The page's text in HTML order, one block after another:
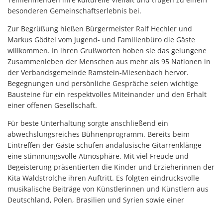
besonderen Gemeinschaftserlebnis bei.
Zur Begrüßung hießen Bürgermeister Ralf Hechler und
Markus Gödtel vom Jugend- und Familienbüro die Gäste
willkommen. In ihren Grußworten hoben sie das gelungene
Zusammenleben der Menschen aus mehr als 95 Nationen in
der Verbandsgemeinde Ramstein-Miesenbach hervor.
Begegnungen und persönliche Gespräche seien wichtige
Bausteine für ein respektvolles Miteinander und den Erhalt
einer offenen Gesellschaft.
Für beste Unterhaltung sorgte anschließend ein
abwechslungsreiches Bühnenprogramm. Bereits beim
Eintreffen der Gäste schufen andalusische Gitarrenklänge
eine stimmungsvolle Atmosphäre. Mit viel Freude und
Begeisterung präsentierten die Kinder und Erzieherinnen der
Kita Waldstrolche ihren Auftritt. Es folgten eindrucksvolle
musikalische Beiträge von Künstlerinnen und Künstlern aus
Deutschland, Polen, Brasilien und Syrien sowie einer